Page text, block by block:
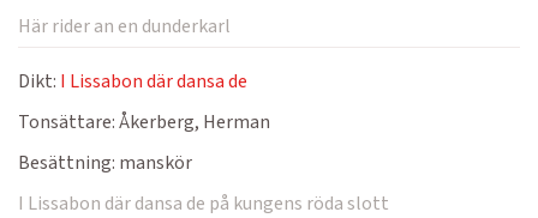
Här rider an en dunderkarl
Dikt: I Lissabon där dansa de
Tonsättare:Åkerberg, Herman
Besättning: manskör
I Lissabon där dansa de på kungens röda slott